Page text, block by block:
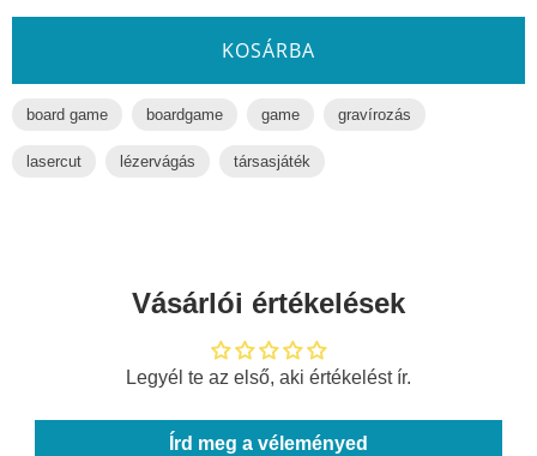
KOSÁRBA
board game boardgame game gravírozás
lasercut lézervágás társasjáték
Vásárlói értékelések
Legyél te az első, aki értékelést ír.
Írd meg a véleményed